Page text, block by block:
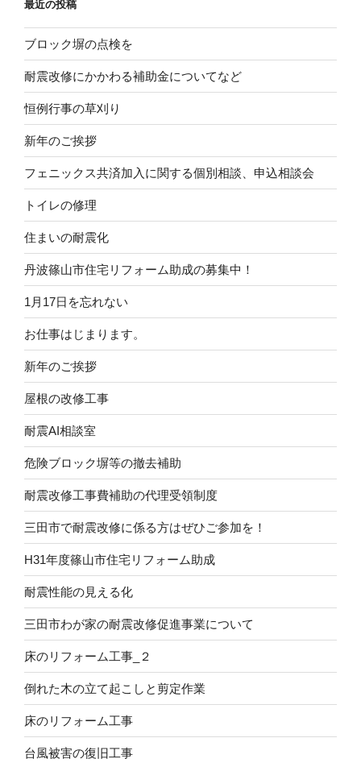
最近の投稿
ブロック塀の点検を
耐震改修にかかわる補助金についてなど
恒例行事の草刈り
新年のご挨拶
フェニックス共済加入に関する個別相談、申込相談会
トイレの修理
住まいの耐震化
丹波篠山市住宅リフォーム助成の募集中！
1月17日を忘れない
お仕事はじまります。
新年のご挨拶
屋根の改修工事
耐震AI相談室
危険ブロック塀等の撤去補助
耐震改修工事費補助の代理受領制度
三田市で耐震改修に係る方はぜひご参加を！
H31年度篠山市住宅リフォーム助成
耐震性能の見える化
三田市わが家の耐震改修促進事業について
床のリフォーム工事_２
倒れた木の立て起こしと剪定作業
床のリフォーム工事
台風被害の復旧工事